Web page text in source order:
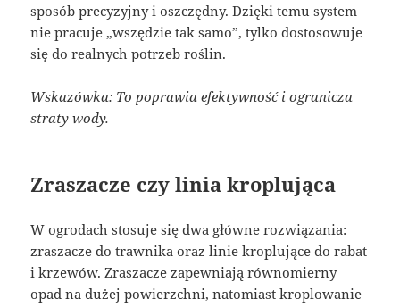
sposób precyzyjny i oszczędny. Dzięki temu system
nie pracuje „wszędzie tak samo”, tylko dostosowuje
się do realnych potrzeb roślin.
Wskazówka: To poprawia efektywność i ogranicza
straty wody.
Zraszacze czy linia kroplująca
W ogrodach stosuje się dwa główne rozwiązania:
zraszacze do trawnika oraz linie kroplujące do rabat
i krzewów. Zraszacze zapewniają równomierny
opad na dużej powierzchni, natomiast kroplowanie